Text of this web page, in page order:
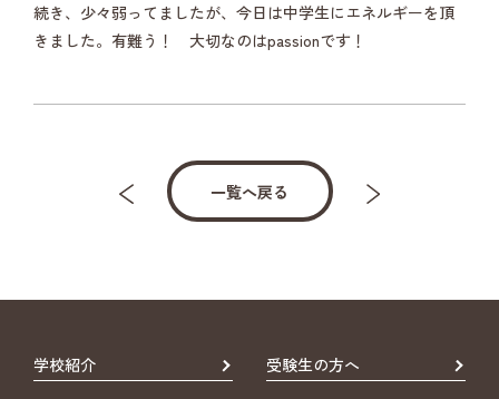
続き、少々弱ってましたが、今日は中学生にエネルギーを頂
きました。有難う！ 大切なのはpassionです！
一覧へ戻る
学校紹介 受験生の方へ